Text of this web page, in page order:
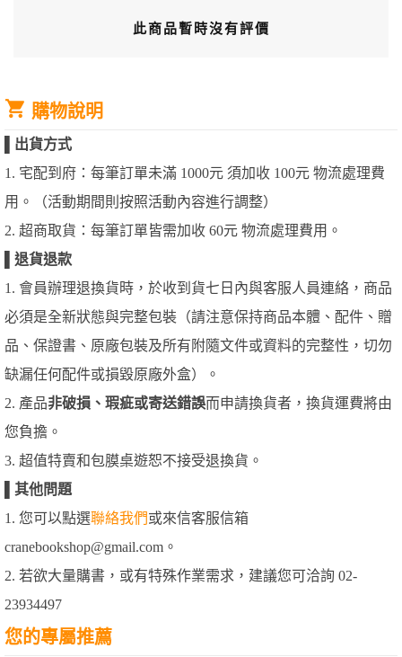
此商品暫時沒有評價
購物說明
出貨方式
1. 宅配到府：每筆訂單未滿 1000元 須加收 100元 物流處理費
用。（活動期間則按照活動內容進行調整）
2. 超商取貨：每筆訂單皆需加收 60元 物流處理費用。
退貨退款
1. 會員辦理退換貨時，於收到貨七日內與客服人員連絡，商品
必須是全新狀態與完整包裝（請注意保持商品本體、配件、贈
品、保證書、原廠包裝及所有附隨文件或資料的完整性，切勿
缺漏任何配件或損毀原廠外盒）。
2. 產品非破損、瑕疵或寄送錯誤而申請換貨者，換貨運費將由
您負擔。
3. 超值特賣和包膜桌遊恕不接受退換貨。
其他問題
1. 您可以點選聯絡我們或來信客服信箱
cranebookshop@gmail.com。
2. 若欲大量購書，或有特殊作業需求，建議您可洽詢 02-
23934497
您的專屬推薦